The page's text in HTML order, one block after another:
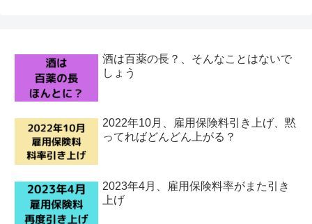
酒は百薬の長？、そんなことはないで
しょう
2022年10月、雇用保険料引き上げ、黙
ってればどんどん上がる？
2023年4月、雇用保険料率がまた引き
上げ